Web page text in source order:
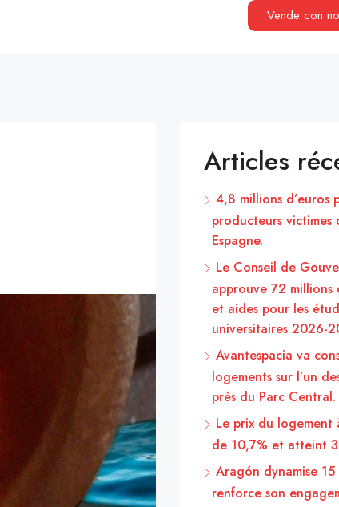
Vende con
Articles
4,8 millions d’euros
producteurs victimes
Espagne.
Le Conseil de
approuve 72 millions
et aides pour les
universitaires 2026-
Avantespacia va
logements sur l’un
près du Parc Central.
Le prix du
de 10,7% et atteint
Aragón dynamise
renforce son